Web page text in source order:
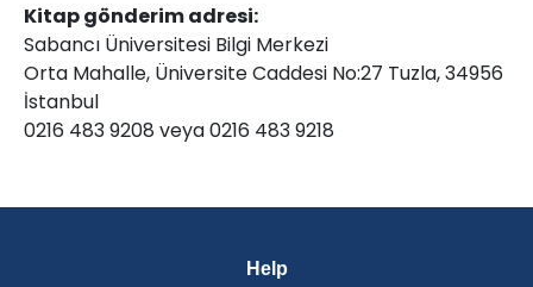
Kitap gönderim adresi:
Sabancı Üniversitesi Bilgi Merkezi
Orta Mahalle, Üniversite Caddesi No:27 Tuzla, 34956
İstanbul
0216 483 9208 veya 0216 483 9218
Help